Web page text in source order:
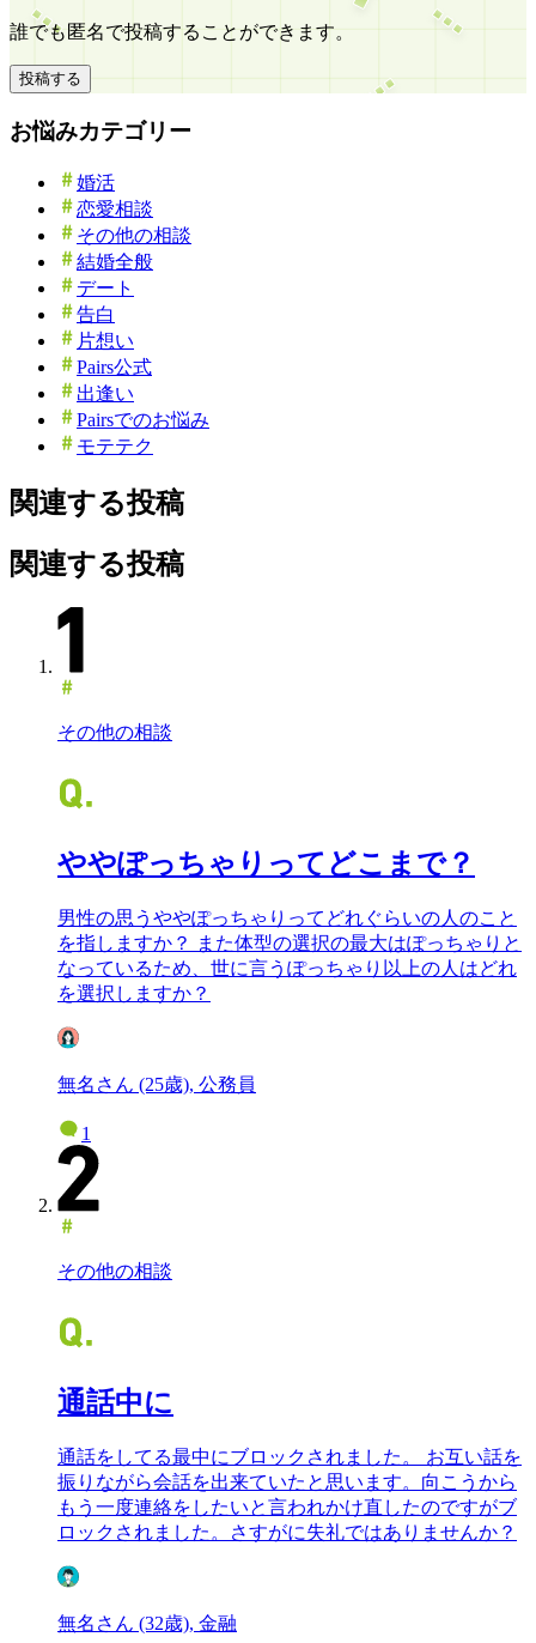
誰でも匿名で投稿することができます。
投稿する
お悩みカテゴリー
婚活
恋愛相談
その他の相談
結婚全般
デート
告白
片想い
Pairs公式
出逢い
Pairsでのお悩み
モテテク
関連する投稿
関連する投稿
その他の相談
ややぽっちゃりってどこまで？
男性の思うややぽっちゃりってどれぐらいの人のこと
を指しますか？ また体型の選択の最大はぽっちゃりと
なっているため、世に言うぽっちゃり以上の人はどれ
を選択しますか？
無名さん (25歳), 公務員
1
その他の相談
通話中に
通話をしてる最中にブロックされました。 お互い話を
振りながら会話を出来ていたと思います。向こうから
もう一度連絡をしたいと言われかけ直したのですがブ
ロックされました。さすがに失礼ではありませんか？
無名さん (32歳), 金融